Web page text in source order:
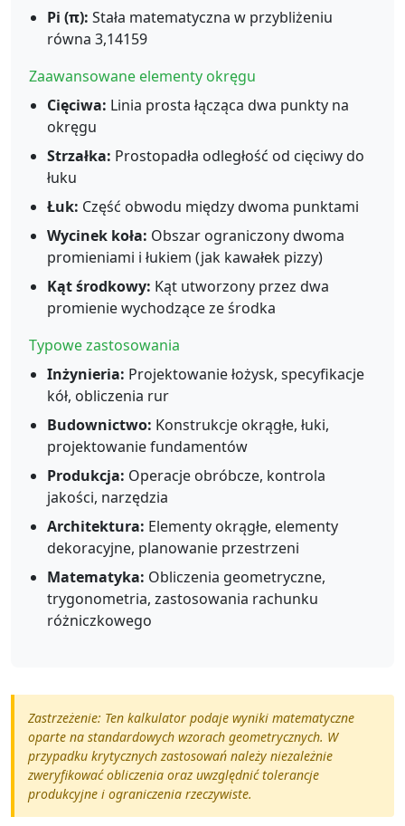
Pi (π): Stała matematyczna w przybliżeniu
równa 3,14159
Zaawansowane elementy okręgu
Cięciwa: Linia prosta łącząca dwa punkty na
okręgu
Strzałka: Prostopadła odległość od cięciwy do
łuku
Łuk: Część obwodu między dwoma punktami
Wycinek koła: Obszar ograniczony dwoma
promieniami i łukiem (jak kawałek pizzy)
Kąt środkowy: Kąt utworzony przez dwa
promienie wychodzące ze środka
Typowe zastosowania
Inżynieria: Projektowanie łożysk, specyfikacje
kół, obliczenia rur
Budownictwo: Konstrukcje okrągłe, łuki,
projektowanie fundamentów
Produkcja: Operacje obróbcze, kontrola
jakości, narzędzia
Architektura: Elementy okrągłe, elementy
dekoracyjne, planowanie przestrzeni
Matematyka: Obliczenia geometryczne,
trygonometria, zastosowania rachunku
różniczkowego
Zastrzeżenie: Ten kalkulator podaje wyniki matematyczne
oparte na standardowych wzorach geometrycznych. W
przypadku krytycznych zastosowań należy niezależnie
zweryfikować obliczenia oraz uwzględnić tolerancje
produkcyjne i ograniczenia rzeczywiste.